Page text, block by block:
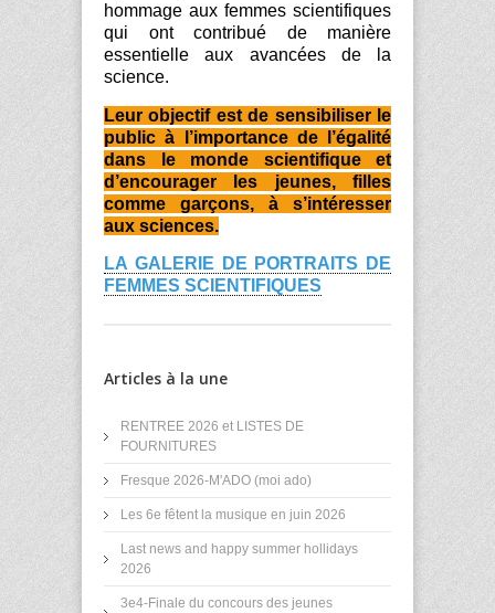
hommage aux femmes scientifiques
qui ont contribué de manière
essentielle aux avancées de la
science.
Leur objectif est de sensibiliser le
public à l’importance de l’égalité
dans le monde scientifique et
d’encourager les jeunes, filles
comme garçons, à s’intéresser
aux sciences.
LA GALERIE DE PORTRAITS DE
FEMMES SCIENTIFIQUES
Articles à la une
RENTREE 2026 et LISTES DE
FOURNITURES
Fresque 2026-M'ADO (moi ado)
Les 6e fêtent la musique en juin 2026
Last news and happy summer hollidays
2026
3e4-Finale du concours des jeunes